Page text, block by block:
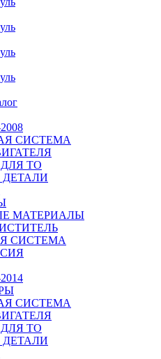
СИСТЕМА
ТО
МАТЕРИАЛЫ
СИСТЕМА
СИСТЕМА
ТО